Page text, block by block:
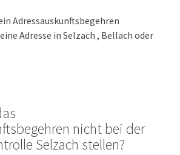
Adressauskunftsbegehren
Adresse in Selzach , Bellach oder
nicht bei der
Selzach stellen?